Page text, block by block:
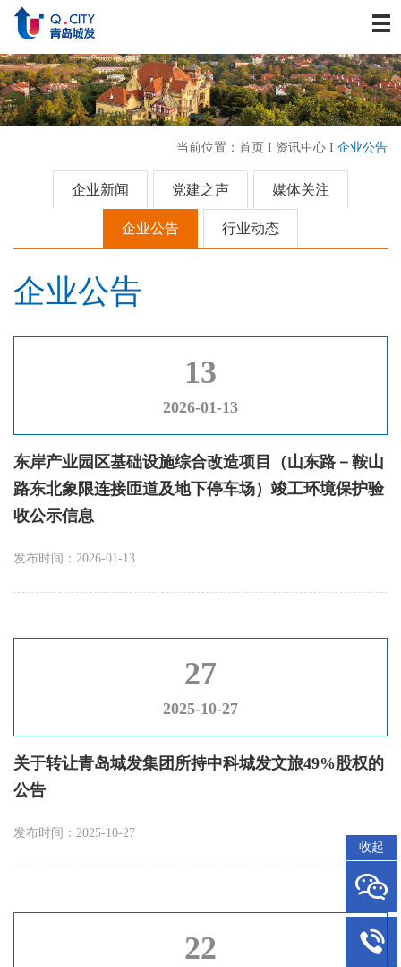
资讯中心
战略发展
业务板块
历史建筑
企业文化
联系我们
收起
当前位置： 首页 I 资讯中心 I 企业公告
企业新闻 党建之声 媒体关注
企业公告 行业动态
企业公告
13
2026-01-13
东岸产业园区基础设施综合改造项目（山东路－鞍山
路东北象限连接匝道及地下停车场）竣工环境保护验
收公示信息
发布时间：2026-01-13
27
2025-10-27
关于转让青岛城发集团所持中科城发文旅49%股权的
公告
发布时间：2025-10-27
22